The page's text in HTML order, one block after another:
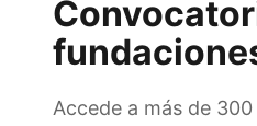
Accede a más de